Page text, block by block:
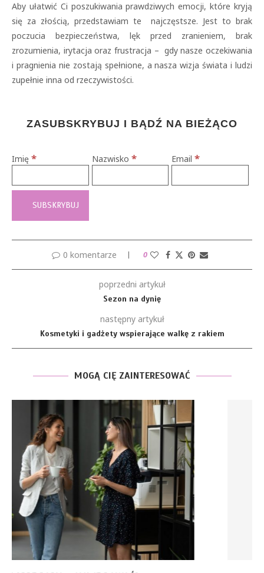
Aby ułatwić Ci poszukiwania prawdziwych emocji, które kryją
się za złością, przedstawiam te najczęstsze. Jest to brak
poczucia bezpieczeństwa, lęk przed zranieniem, brak
zrozumienia, irytacja oraz frustracja – gdy nasze oczekiwania
i pragnienia nie zostają spełnione, a nasza wizja świata i ludzi
zupełnie inna od rzeczywistości.
ZASUBSKRYBUJ I BĄDŹ NA BIEŻĄCO
Imię * Nazwisko * Email*
0 komentarze 0
poprzedni artykuł
Sezon na dynię
następny artykuł
Kosmetyki i gadżety wspierające walkę z rakiem
MOGĄ CIĘ ZAINTERESOWAĆ